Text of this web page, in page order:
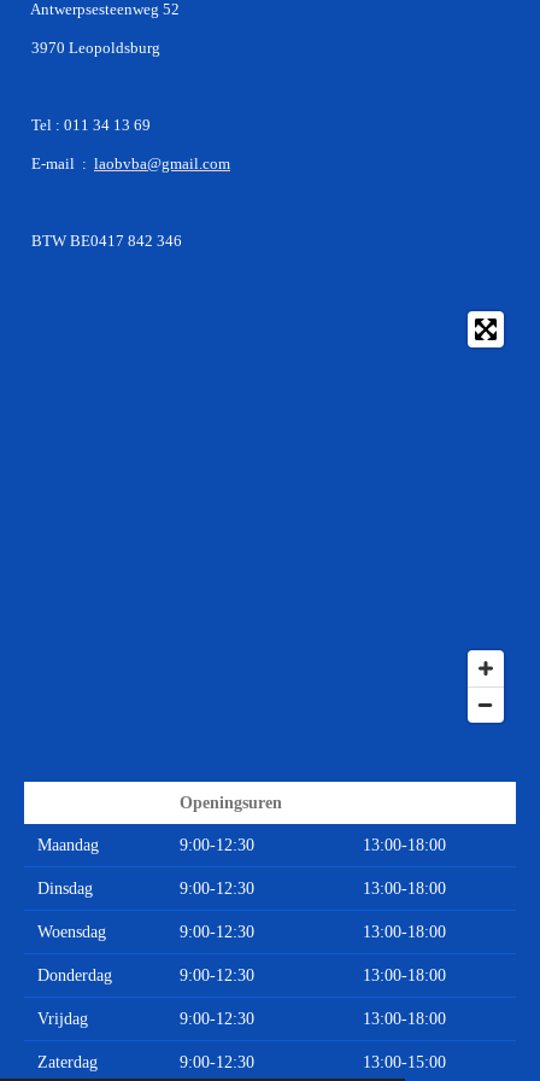
Antwerpsesteenweg 52
3970 Leopoldsburg
Tel : 011 34 13 69
E-mail : laobvba@gmail.com
BTW BE0417 842 346
Openingsuren
Maandag 9:00-12:30 13:00-18:00
Dinsdag 9:00-12:30 13:00-18:00
Woensdag 9:00-12:30 13:00-18:00
Donderdag 9:00-12:30 13:00-18:00
Vrijdag 9:00-12:30 13:00-18:00
Zaterdag 9:00-12:30 13:00-15:00